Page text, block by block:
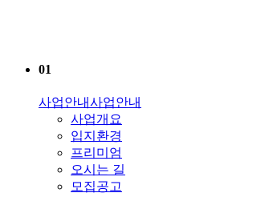
01
사업안내사업안내
사업개요
입지환경
프리미엄
오시는 길
모집공고